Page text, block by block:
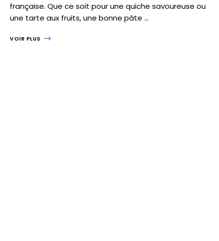
française. Que ce soit pour une quiche savoureuse ou
une tarte aux fruits, une bonne pâte …
VOIR PLUS